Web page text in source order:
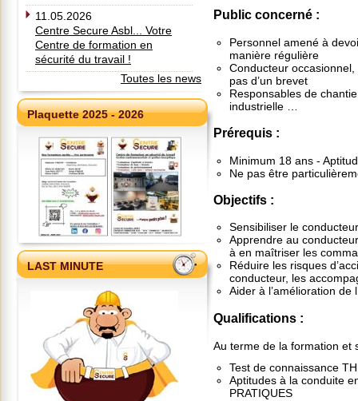
11.05.2026
Centre Secure Asbl... Votre
Centre de formation en
sécurité du travail !
Toutes les news
Plaquette 2025 - 2026
LAST MINUTE
Public concerné :
Personnel amené à
manière régulière
Conducteur
pas d’un brevet
Responsables de
industrielle …
Prérequis :
Minimum 18 ans -
Ne pas être
Objectifs :
Sensibiliser le
Apprendre au
à en maîtriser les
Réduire les risques
conducteur, les
Aider à l’amélioration de
Qualifications :
Au terme de la formation et
Test de connaissance
Aptitudes à la conduite
PRATIQUES